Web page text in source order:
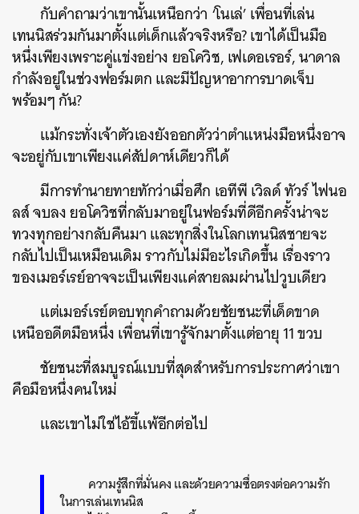
กับคำถามว่าเขานั้นเหนือกว่า ‘โนเล่’ เพื่อนที่เล่น
เทนนิสร่วมกันมาตั้งแต่เด็กแล้วจริงหรือ? เขาได้เป็นมือ
หนึ่งเพียงเพราะคู่แข่งอย่าง ยอโควิช, เฟเดอเรอร์, นาดาล
กำลังอยู่ในช่วงฟอร์มตก และมีปัญหาอาการบาดเจ็บ
พร้อมๆ กัน?
แม้กระทั่งเจ้าตัวเองยังออกตัวว่าตำแหน่งมือหนึ่งอาจ
จะอยู่กับเขาเพียงแค่สัปดาห์เดียวก็ได้
มีการทำนายทายทักว่าเมื่อศึก เอทีพี เวิลด์ ทัวร์ ไฟนอ
ลส์ จบลง ยอโควิชที่กลับมาอยู่ในฟอร์มที่ดีอีกครั้งน่าจะ
ทวงทุกอย่างกลับคืนมา และทุกสิ่งในโลกเทนนิสชายจะ
กลับไปเป็นเหมือนเดิม ราวกับไม่มีอะไรเกิดขึ้น เรื่องราว
ของเมอร์เรย์อาจจะเป็นเพียงแค่สายลมผ่านไปวูบเดียว
แต่เมอร์เรย์ตอบทุกคำถามด้วยชัยชนะที่เด็ดขาด
เหนืออดีตมือหนึ่ง เพื่อนที่เขารู้จักมาตั้งแต่อายุ 11 ขวบ
ชัยชนะที่สมบูรณ์แบบที่สุดสำหรับการประกาศว่าเขา
คือมือหนึ่งคนใหม่
และเขาไม่ใช่ไอ้ขี้แพ้อีกต่อไป
ความรู้สึกที่มั่นคง และด้วยความซื่อตรงต่อความรัก
ในการเล่นเทนนิส